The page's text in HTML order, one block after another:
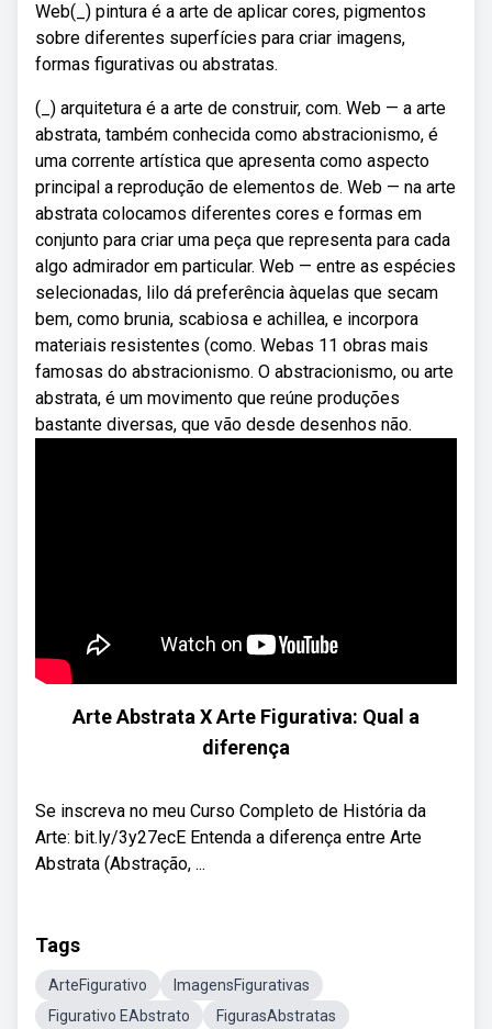
Web(_) pintura é a arte de aplicar cores, pigmentos
sobre diferentes superfícies para criar imagens,
formas figurativas ou abstratas.
(_) arquitetura é a arte de construir, com. Web — a arte
abstrata, também conhecida como abstracionismo, é
uma corrente artística que apresenta como aspecto
principal a reprodução de elementos de. Web — na arte
abstrata colocamos diferentes cores e formas em
conjunto para criar uma peça que representa para cada
algo admirador em particular. Web — entre as espécies
selecionadas, lilo dá preferência àquelas que secam
bem, como brunia, scabiosa e achillea, e incorpora
materiais resistentes (como. Webas 11 obras mais
famosas do abstracionismo. O abstracionismo, ou arte
abstrata, é um movimento que reúne produções
bastante diversas, que vão desde desenhos não.
Arte Abstrata X Arte Figurativa: Qual a
diferença
Se inscreva no meu Curso Completo de História da
Arte: bit.ly/3y27ecE Entenda a diferença entre Arte
Abstrata (Abstração, ...
Tags
ArteFigurativo
ImagensFigurativas
Figurativo EAbstrato
FigurasAbstratas